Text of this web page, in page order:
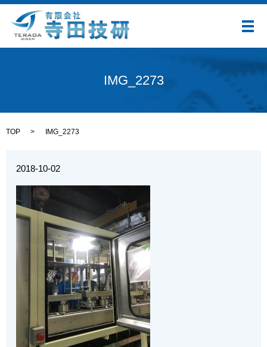
メ
IMG_2273
TOP IMG_2273
2018-10-02